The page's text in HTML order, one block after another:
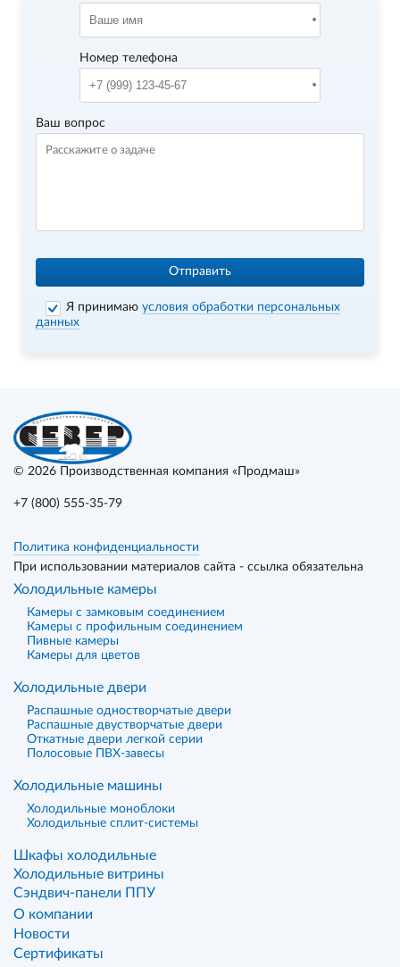
Номер телефона
Ваш вопрос
Отправить
Я принимаюусловия обработки персональных
данных
© 2026 Производственная компания «Продмаш»
+7 (800) 555-35-79
Политика конфиденциальности
При использовании материалов сайта - ссылка обязательна
Холодильные камеры
Камеры с замковым соединением
Камеры с профильным соединением
Пивные камеры
Камеры для цветов
Холодильные двери
Распашные одностворчатые двери
Распашные двустворчатые двери
Откатные двери легкой серии
Полосовые ПВХ-завесы
Холодильные машины
Холодильные моноблоки
Холодильные сплит-системы
Шкафы холодильные
Холодильные витрины
Сэндвич-панели ППУ
О компании
Новости
Сертификаты